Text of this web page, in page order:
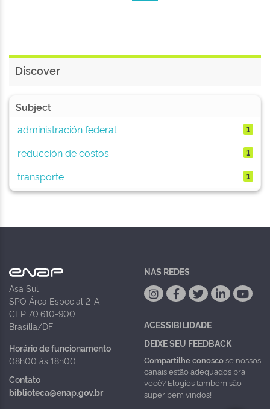
Discover
Subject
administración federal
1
reducción de costos 1
transporte 1
Asa Sul
SPO Área Especial 2-A
CEP 70.610-900
Brasília/DF
Horário de funcionamento
08h00 às 18h00
Contato
biblioteca@enap.gov.br
NAS REDES
ACESSIBILIDADE
DEIXE SEU FEEDBACK
Compartilhe conoscose nossos
canais estão adequados pra
você? Elogios também são
super bem vindos!